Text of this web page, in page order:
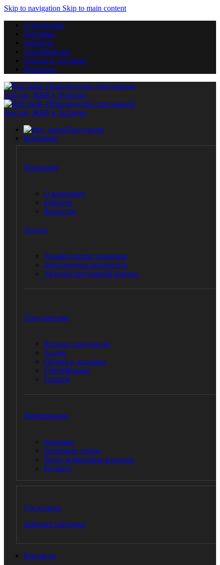
Skip to navigation Skip to main content
О компании
Доставка
Объекты
Сертификаты
Оплата и доставка
Контакты
Продукция
Компания
Компания
О компании
Новости
Вакансии
Услуги
Дизайн-проект мощения
Дополненная реальность
Укладка тротуарной плитки
Покупателям
Каталог продукции
Акции
Оплата и доставка
Сертификаты
Галерея
Информация
Новинки
Полезные статьи
Часто задаваемые вопросы
Подкаст
Где купить
Кабинет партнера
Контакты